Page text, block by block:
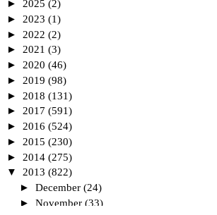
► 2025 (2)
► 2023 (1)
► 2022 (2)
► 2021 (3)
► 2020 (46)
► 2019 (98)
► 2018 (131)
► 2017 (591)
► 2016 (524)
► 2015 (230)
► 2014 (275)
▼ 2013 (822)
► December (24)
► November (33)